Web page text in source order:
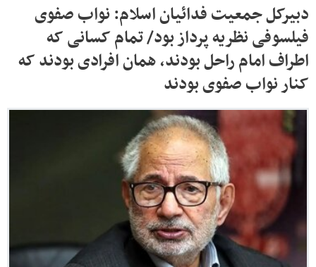
دبیرکل جمعیت فدائیان اسلام: نواب صفوی
فیلسوفی نظریه پرداز بود/ تمام کسانی که
اطراف امام راحل بودند، همان افرادی بودند که
کنار نواب صفوی بودند